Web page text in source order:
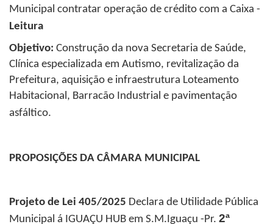
Municipal contratar operação de crédito com a Caixa -
Leitura
Objetivo: Construção da nova Secretaria de Saúde,
Clínica especializada em Autismo, revitalização da
Prefeitura, aquisição e infraestrutura Loteamento
Habitacional, Barracão Industrial e pavimentação
asfáltico.
PROPOSIÇÕES DA CÂMARA MUNICIPAL
Projeto de Lei 405/2025 Declara de Utilidade Pública
Municipal á IGUAÇU HUB em S.M.Iguaçu -Pr. 2ª